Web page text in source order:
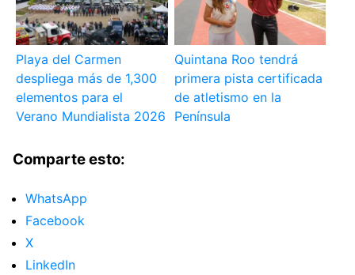
Playa del Carmen
despliega más de 1,300
elementos para el
Verano Mundialista 2026
Quintana Roo tendrá
primera pista certificada
de atletismo en la
Península
Comparte esto:
WhatsApp
Facebook
X
LinkedIn